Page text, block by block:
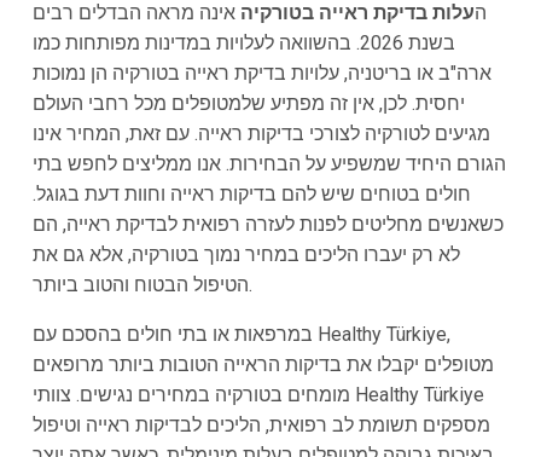
העלות בדיקת ראייה בטורקיה אינה מראה הבדלים רבים
בשנת 2026. בהשוואה לעלויות במדינות מפותחות כמו
ארה"ב או בריטניה, עלויות בדיקת ראייה בטורקיה הן נמוכות
יחסית. לכן, אין זה מפתיע שלמטופלים מכל רחבי העולם
מגיעים לטורקיה לצורכי בדיקות ראייה. עם זאת, המחיר אינו
הגורם היחיד שמשפיע על הבחירות. אנו ממליצים לחפש בתי
חולים בטוחים שיש להם בדיקות ראייה וחוות דעת בגוגל.
כשאנשים מחליטים לפנות לעזרה רפואית לבדיקת ראייה, הם
לא רק יעברו הליכים במחיר נמוך בטורקיה, אלא גם את
הטיפול הבטוח והטוב ביותר.
במרפאות או בתי חולים בהסכם עם Healthy Türkiye,
מטופלים יקבלו את בדיקות הראייה הטובות ביותר מרופאים
מומחים בטורקיה במחירים נגישים. צוותי Healthy Türkiye
מספקים תשומת לב רפואית, הליכים לבדיקות ראייה וטיפול